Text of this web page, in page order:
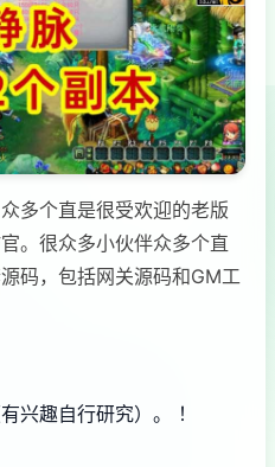
多个直是很受欢迎的老版
。很众多小伙伴众多个直
码，包括网关源码和GM工
兴趣自行研究）。 ！